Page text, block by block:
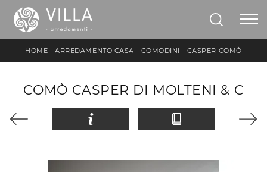
HOME -ARREDAMENTO CASA - COMODINI - CASPER COMÒ
COMÒ CASPER DI MOLTENI & C